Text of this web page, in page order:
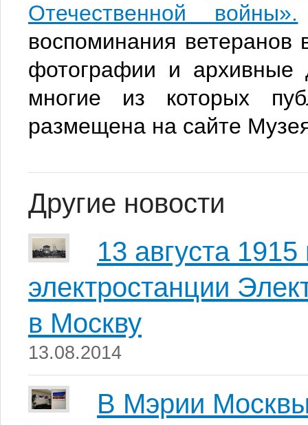
Отечественной войны».
воспоминания
фотографии и архивные
многие из которых
размещена на сайте
Другие новости
13 августа
электростанции
в Москву
13.08.2014
В Мэрии